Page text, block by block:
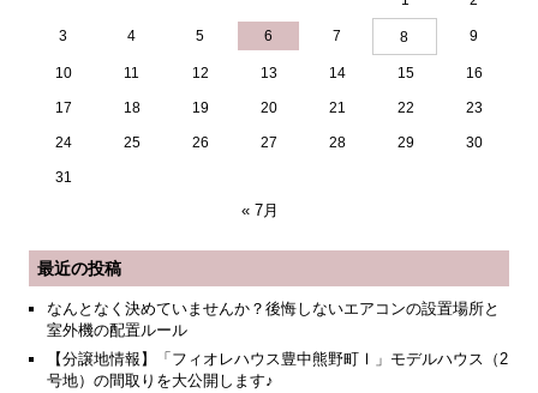
3 4 5 6 7 8 9
10 11 12 13 14 15 16
17 18 19 20 21 22 23
24 25 26 27 28 29 30
31
« 7月
最近の投稿
なんとなく決めていませんか？後悔しないエアコンの設置場所と
室外機の配置ルール
【分譲地情報】「フィオレハウス豊中熊野町Ⅰ」モデルハウス（2
号地）の間取りを大公開します♪